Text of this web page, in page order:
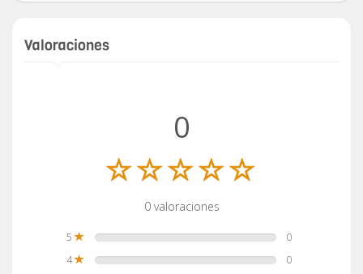
Valoraciones
0
0 valoraciones
5
0
4
0